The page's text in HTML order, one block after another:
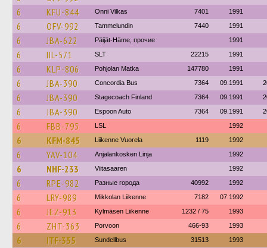
6 KFU-844 Onni Vilkas 7401 1991
6 OFV-992 Tammelundin 7440 1991
6 JBA-622 Päijät-Häme, прочие 1991
6 IIL-571 SLT 22215 1991
6 KLP-806 Pohjolan Matka 147780 1991
6 JBA-390 Concordia Bus 7364 09.1991
6 JBA-390 Stagecoach Finland 7364 09.1991
6 JBA-390 Espoon Auto 7364 09.1991
6 FBB-795 LSL 1992
6 KFM-845 Liikenne Vuorela 1119 1992
6 YAV-104 Anjalankosken Linja 1992
6 NHF-233 Viitasaaren 1992
6 RPE-982 Разные города 40992 1992
6 LRY-989 Mikkolan Liikenne 7182 07.1992
6 JEZ-913 Kylmäsen Liikenne 1232 / 75 1993
6 ZHT-363 Porvoon 466-93 1993
6 ITF-355 Sundellbus 31513 1993